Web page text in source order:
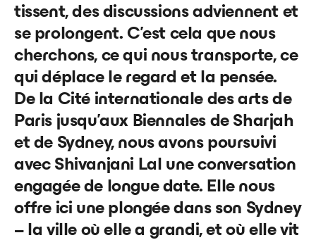
tissent, desdiscussions adviennent et
se prolongent. C’est cela que nous
cherchons, ce qui nous transporte, ce
qui déplace le regard et la pensée.
De la Cité internationale des arts de
Paris jusqu’aux Biennales de Sharjah
et de Sydney, nous avons poursuivi
avec Shivanjani Lal une conversation
engagée de longue date. Elle nous
offre ici une plongée dans son Sydney
–la ville où elle a grandi, et où elle vit